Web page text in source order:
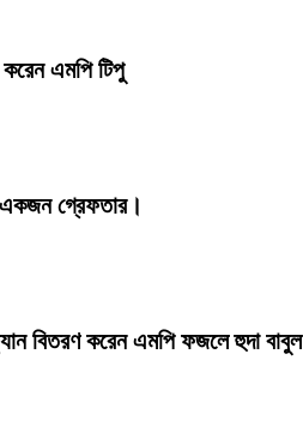
এমপি টিপু
একজন গ্রেফতার।
বিতরণ করেন এমপি ফজলে হুদা বাবুল